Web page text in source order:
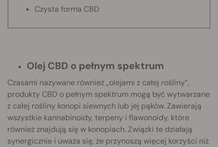
Czysta forma CBD
Olej CBD o pełnym spektrum
Czasami nazywane również „olejami z całej rośliny”,
produkty CBD o pełnym spektrum mogą być wytwarzane
z całej rośliny konopi siewnych lub jej pąków. Zawierają
wszystkie kannabinoidy, terpeny i flawonoidy, które
również znajdują się w konopiach. Związki te działają
synergicznie i uważa się, że przynoszą więcej korzyści niż